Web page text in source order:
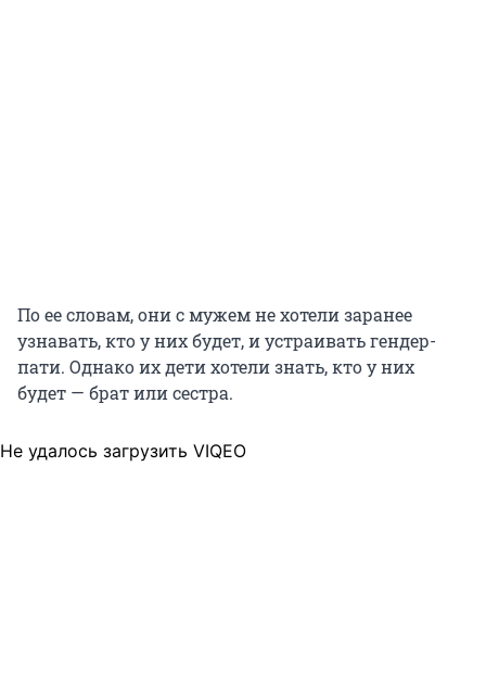
По ее словам, они с мужем не хотели заранее
узнавать, кто у них будет, и устраивать гендер-
пати. Однако их дети хотели знать, кто у них
будет — брат или сестра.
Не удалось загрузить VIQEO